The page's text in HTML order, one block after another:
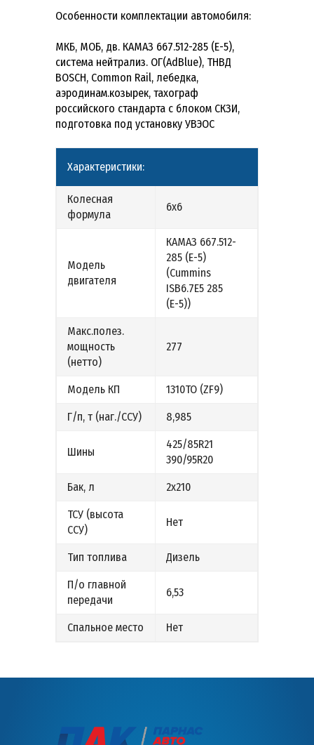
Особенности комплектации автомобиля:
МКБ, МОБ, дв. КАМАЗ 667.512-285 (Е-5),
система нейтрализ. ОГ(AdBlue), ТНВД
BOSCH, Common Rail, лебедка,
аэродинам.козырек, тахограф
российского стандарта с блоком СКЗИ,
подготовка под установку УВЭОС
Характеристики:
Колесная
формула
6х6
Модель
двигателя
КАМАЗ 667.512-
285 (Е-5)
(Cummins
ISB6.7E5 285
(Е-5))
Макс.полез.
мощность
(нетто)
277
Модель КП 1310ТО (ZF9)
Г/п, т (наг./ССУ) 8,985
Шины
425/85R21
390/95R20
Бак, л 2х210
ТСУ (высота
ССУ)
Нет
Тип топлива Дизель
П/о главной
передачи
6,53
Спальное место Нет